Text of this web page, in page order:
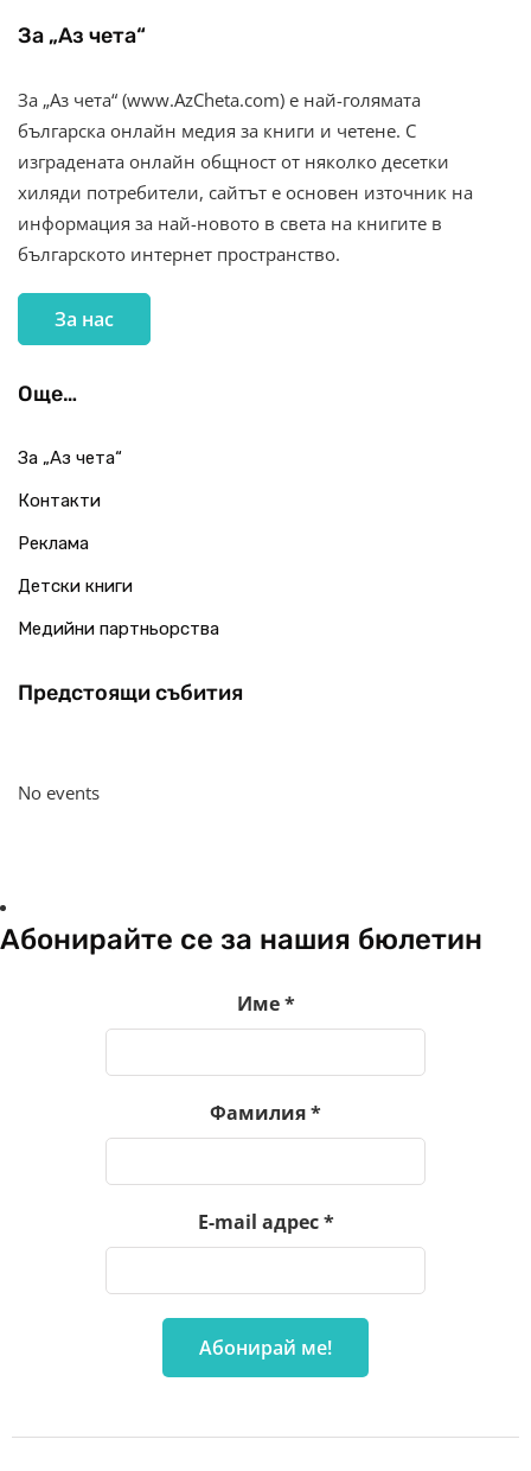
За „Аз чета“
За „Аз чета“ (www.AzCheta.com) е най-голямата
българска онлайн медия за книги и четене. С
изградената онлайн общност от няколко десетки
хиляди потребители, сайтът е основен източник на
информация за най-новото в света на книгите в
българското интернет пространство.
За нас
Още…
За „Аз чета“
Контакти
Реклама
Детски книги
Медийни партньорства
Предстоящи събития
No events
Абонирайте се за нашия бюлетин
Име*
Фамилия*
E-mail адрес*